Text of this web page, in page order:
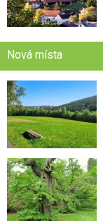
Nová místa